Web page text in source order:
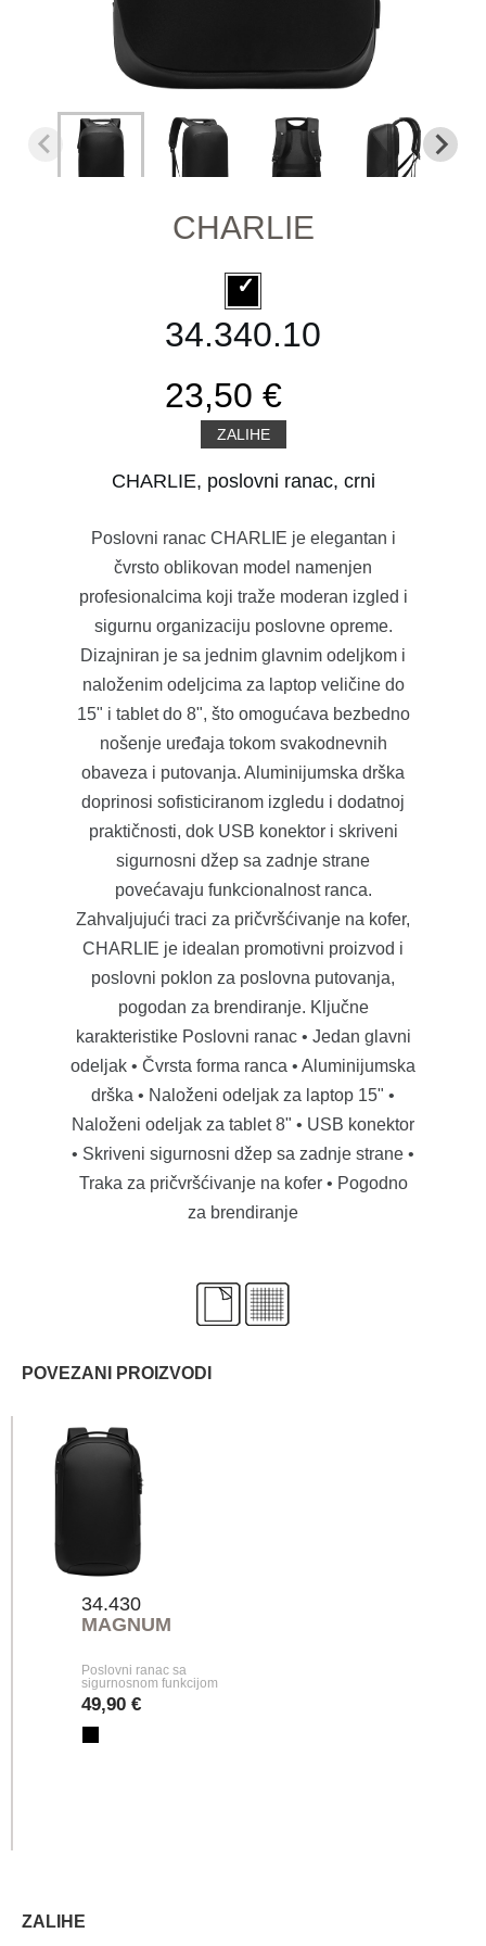
CHARLIE
34.340.10
23,50 €
ZALIHE
CHARLIE, poslovni ranac, crni
Poslovni ranac CHARLIE je elegantan i
čvrsto oblikovan model namenjen
profesionalcima koji traže moderan izgled i
sigurnu organizaciju poslovne opreme.
Dizajniran je sa jednim glavnim odeljkom i
naloženim odeljcima za laptop veličine do
15" i tablet do 8", što omogućava bezbedno
nošenje uređaja tokom svakodnevnih
obaveza i putovanja. Aluminijumska drška
doprinosi sofisticiranom izgledu i dodatnoj
praktičnosti, dok USB konektor i skriveni
sigurnosni džep sa zadnje strane
povećavaju funkcionalnost ranca.
Zahvaljujući traci za pričvršćivanje na kofer,
CHARLIE je idealan promotivni proizvod i
poslovni poklon za poslovna putovanja,
pogodan za brendiranje. Ključne
karakteristike Poslovni ranac • Jedan glavni
odeljak • Čvrsta forma ranca • Aluminijumska
drška • Naloženi odeljak za laptop 15" •
Naloženi odeljak za tablet 8" • USB konektor
• Skriveni sigurnosni džep sa zadnje strane •
Traka za pričvršćivanje na kofer • Pogodno
za brendiranje
POVEZANI PROIZVODI
34.430
MAGNUM
Poslovni ranac sa
sigurnosnom funkcijom
49,90 €
ZALIHE